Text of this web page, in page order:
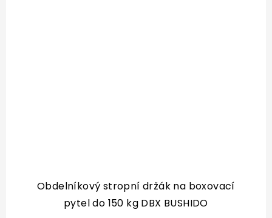
Obdelníkový stropní držák na boxovací
pytel do 150 kg DBX BUSHIDO